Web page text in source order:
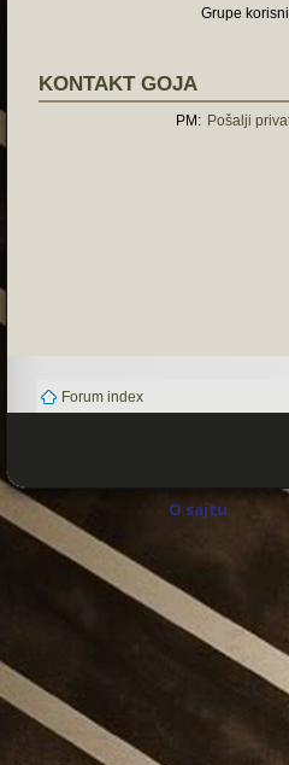
Grupe
KONTAKT GOJA
PM: Pošalji
Forum index
O sajtu